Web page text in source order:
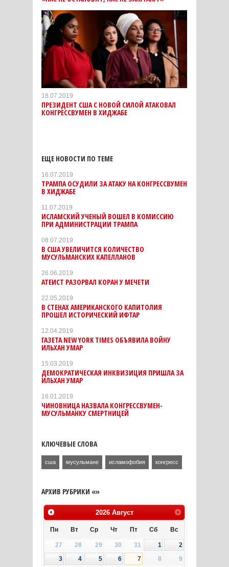
18.07.2019
ПРЕЗИДЕНТ США С НОВОЙ СИЛОЙ АТАКОВАЛ
КОНГРЕССВУМЕН В ХИДЖАБЕ
ЕЩЕ НОВОСТИ ПО ТЕМЕ
16.07.2019
ТРАМПА ОСУДИЛИ ЗА АТАКУ НА КОНГРЕССВУМЕН
В ХИДЖАБЕ
11.07.2019
ИСЛАМСКИЙ УЧЕНЫЙ ВОШЕЛ В КОМИССИЮ
ПРИ АДМИНИСТРАЦИИ ТРАМПА
08.07.2019
В США УВЕЛИЧИТСЯ КОЛИЧЕСТВО
МУСУЛЬМАНСКИХ КАПЕЛЛАНОВ
26.06.2019
АТЕИСТ РАЗОРВАЛ КОРАН У МЕЧЕТИ
22.05.2019
В СТЕНАХ АМЕРИКАНСКОГО КАПИТОЛИЯ
ПРОШЕЛ ИСТОРИЧЕСКИЙ ИФТАР
12.04.2019
ГАЗЕТА NEW YORK TIMES ОБЪЯВИЛА ВОЙНУ
ИЛЬХАН УМАР
15.03.2019
ДЕМОКРАТИЧЕСКАЯ ИНКВИЗИЦИЯ ПРИШЛА ЗА
ИЛЬХАН УМАР
16.01.2019
ЧИНОВНИЦА НАЗВАЛА КОНГРЕССВУМЕН-
МУСУЛЬМАНКУ СМЕРТНИЦЕЙ
КЛЮЧЕВЫЕ СЛОВА
сша мусульмане исламофобия конгресс
АРХИВ РУБРИКИ «»
2026 Август
Пн Вт Ср Чт Пт Сб Вс
27 28 29 30 31 1
2
3
4 5 6 7 8
9